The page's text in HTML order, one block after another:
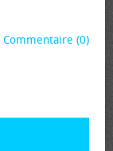
Commentaire (0)